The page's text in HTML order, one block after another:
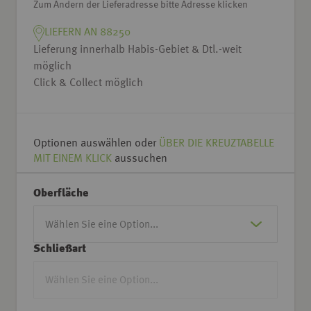
Zum Ändern der Lieferadresse bitte Adresse klicken
LIEFERN AN 88250
Lieferung innerhalb Habis-Gebiet & Dtl.-weit
möglich
Click & Collect möglich
Optionen auswählen oder ÜBER DIE KREUZTABELLE
MIT EINEM KLICK aussuchen
Oberfläche
Schließart